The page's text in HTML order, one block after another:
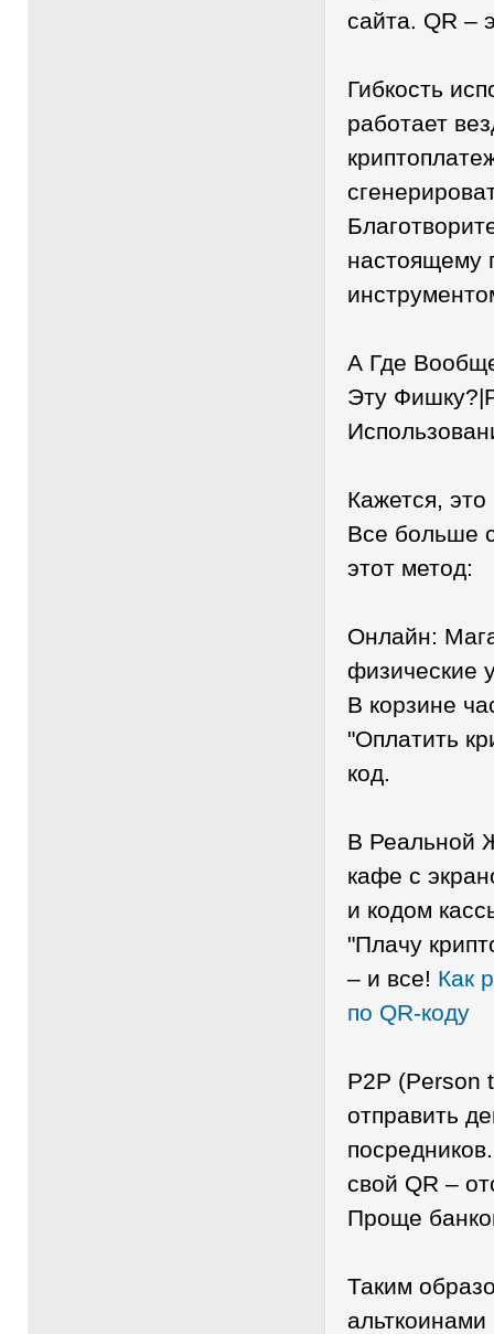
сайта. QR –
Гибкость
работает
настоящему
А Где
Эту
Кажется,
Все больше
этот метод:
Онлайн:
физические
В корзине
"Оплатить
код.
В Реальной
кафе с
и кодом
"Плачу
– и все! Как
по QR-коду
P2P (Person
отправить
свой QR –
Проще
Таким